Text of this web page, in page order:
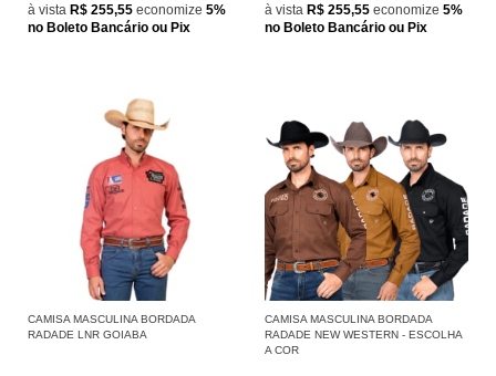
à vista R$ 255,55 economize 5%
no Boleto Bancário ou Pix
à vista R$ 255,55 economize 5%
no Boleto Bancário ou Pix
CAMISA MASCULINA BORDADA
RADADE LNR GOIABA
CAMISA MASCULINA BORDADA
RADADE NEW WESTERN - ESCOLHA
A COR